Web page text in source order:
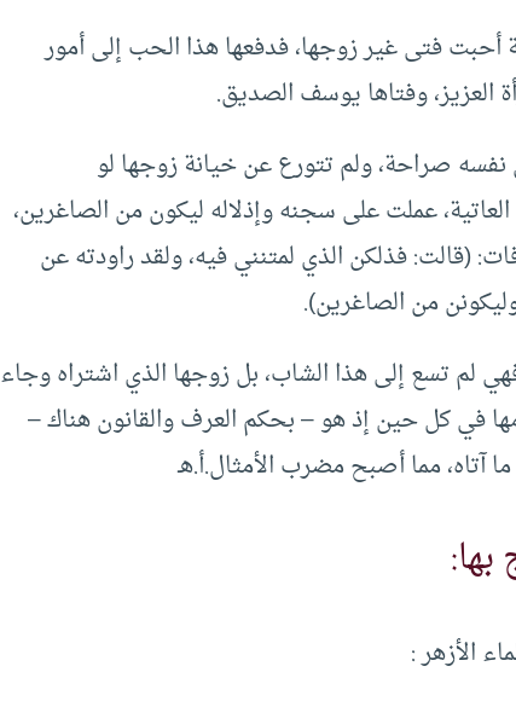
فتى غير زوجها، فدفعها هذا الحب إلى أمور
العزيز، وفتاها يوسف الصديق.
صراحة، ولم تتورع عن خيانة زوجها لو
عملت على سجنه وإذلاله ليكون من الصاغرين،
(قالت: فذلكن الذي لمتنني فيه، ولقد راودته عن
من الصاغرين).
لم تسع إلى هذا الشاب، بل زوجها الذي اشتراه وجاء
في كل حين إذ هو – بحكم العرف والقانون هناك –
آتاه، مما أصبح مضرب الأمثال.أ.هـ
الأزهر :